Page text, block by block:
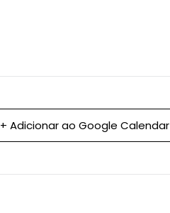
+ Adicionar ao Google Calendar